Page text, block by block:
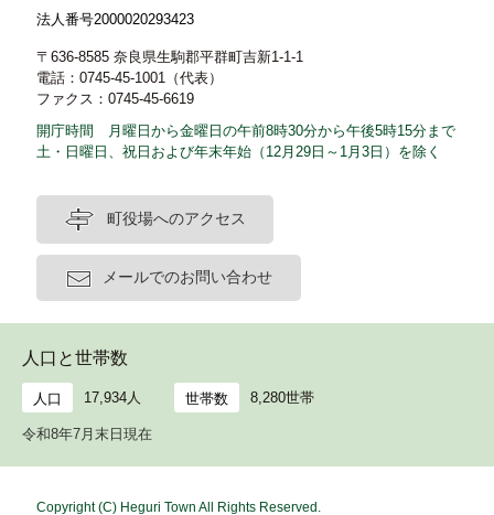
法人番号2000020293423
〒636-8585 奈良県生駒郡平群町吉新1-1-1
電話：0745-45-1001（代表）
ファクス：0745-45-6619
開庁時間 月曜日から金曜日の午前8時30分から午後5時15分まで
土・日曜日、祝日および年末年始（12月29日～1月3日）を除く
町役場へのアクセス
メールでのお問い合わせ
人口と世帯数
人口 17,934人 世帯数 8,280世帯
令和8年7月末日現在
Copyright (C) Heguri Town All Rights Reserved.